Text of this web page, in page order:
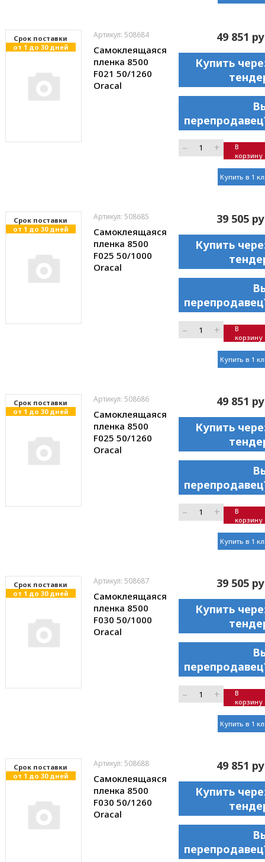
Cрок поставки
от 1 до 30 дней
Артикул: 508684
Самоклеящаяся
пленка 8500
F021 50/1260
Oracal
49 851
Купить
– +
В
корзину
Купить в 1
Cрок поставки
от 1 до 30 дней
Артикул: 508685
Самоклеящаяся
пленка 8500
F025 50/1000
Oracal
39 505
Купить
– +
В
корзину
Купить в 1
Cрок поставки
от 1 до 30 дней
Артикул: 508686
Самоклеящаяся
пленка 8500
F025 50/1260
Oracal
49 851
Купить
– +
В
корзину
Купить в 1
Cрок поставки
от 1 до 30 дней
Артикул: 508687
Самоклеящаяся
пленка 8500
F030 50/1000
Oracal
39 505
Купить
– +
В
корзину
Купить в 1
Cрок поставки
от 1 до 30 дней
Артикул: 508688
Самоклеящаяся
пленка 8500
F030 50/1260
Oracal
49 851
Купить